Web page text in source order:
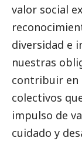
valor social
diversidad e
nuestras
contribuir en
colectivos
impulso de
cuidado y